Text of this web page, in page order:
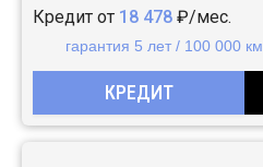
Кредит от 18 478 ₽/мес.
гарантия 5 лет / 100 000 км
КРЕДИТ